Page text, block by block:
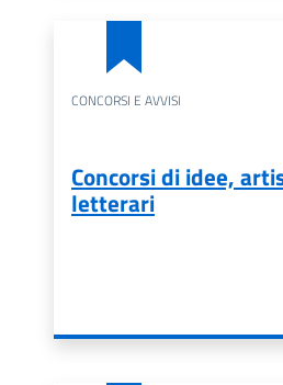
CONCORSI E AVVISI
Concorsi di idee,
letterari